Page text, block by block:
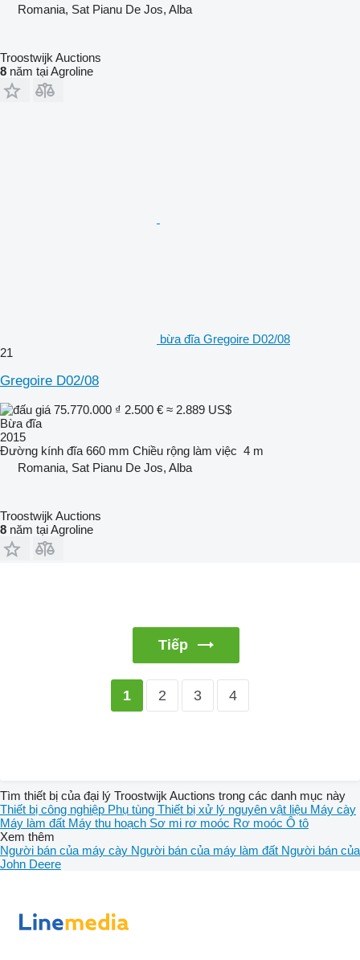
Romania, Sat Pianu De Jos, Alba
Troostwijk Auctions
8 năm tại Agroline
bừa đĩa Gregoire D02/08
21
Gregoire D02/08
75.770.000 ₫ 2.500 € ≈ 2.889 US$
Bừa đĩa
2015
Đường kính đĩa 660 mm Chiều rộng làm việc 4 m
Romania, Sat Pianu De Jos, Alba
Troostwijk Auctions
8 năm tại Agroline
Tiếp
1 2 3 4
Tìm thiết bị của đại lý Troostwijk Auctions trong các danh mục này
Thiết bị công nghiệp Phụ tùng Thiết bị xử lý nguyên vật liệu Máy cày
Máy làm đất Máy thu hoạch Sơ mi rơ moóc Rơ moóc Ô tô
Xem thêm
Người bán của máy cày Người bán của máy làm đất Người bán của
John Deere